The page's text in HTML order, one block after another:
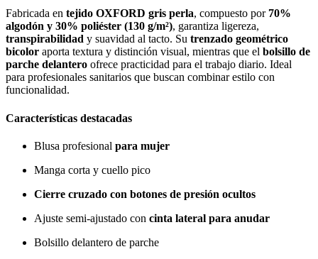
Fabricada en tejido OXFORD gris perla, compuesto por 70%
algodón y 30% poliéster (130 g/m²), garantiza ligereza,
transpirabilidad y suavidad al tacto. Su trenzado geométrico
bicolor aporta textura y distinción visual, mientras que el bolsillo de
parche delantero ofrece practicidad para el trabajo diario. Ideal
para profesionales sanitarios que buscan combinar estilo con
funcionalidad.
Características destacadas
Blusa profesional para mujer
Manga corta y cuello pico
Cierre cruzado con botones de presión ocultos
Ajuste semi-ajustado con cinta lateral para anudar
Bolsillo delantero de parche